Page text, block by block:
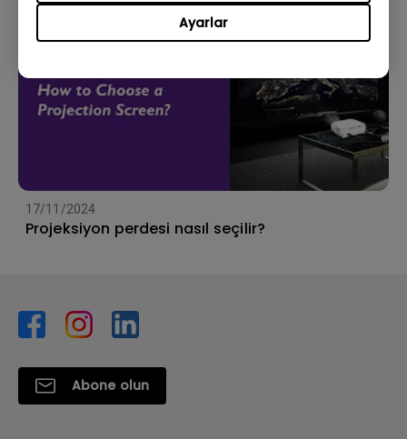
Ayarlar
17/11/2024
Projeksiyon perdesi nasıl seçilir?
Abone olun